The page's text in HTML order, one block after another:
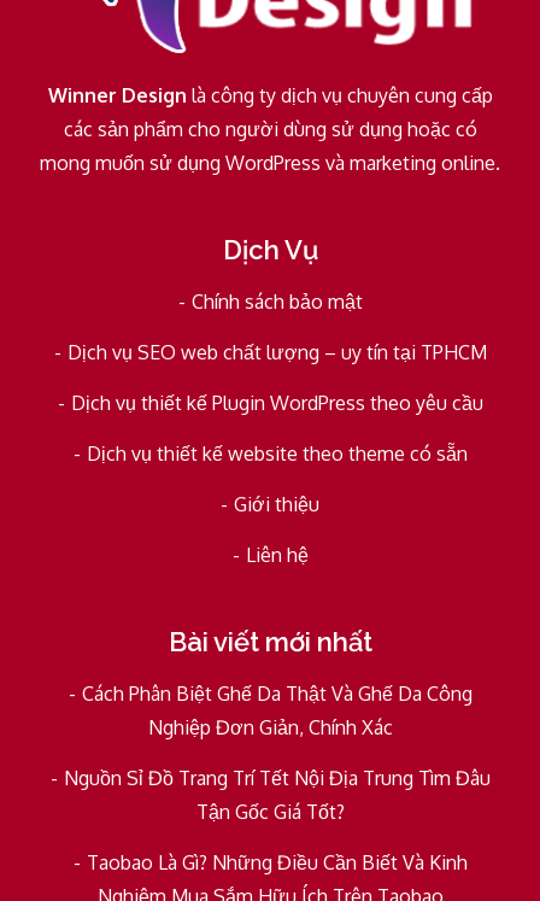
Winner Design là công ty dịch vụ chuyên cung cấp
các sản phẩm cho người dùng sử dụng hoặc có
mong muốn sử dụng WordPress và marketing online.
Dịch Vụ
Chính sách bảo mật
Dịch vụ SEO web chất lượng – uy tín tại TPHCM
Dịch vụ thiết kế Plugin WordPress theo yêu cầu
Dịch vụ thiết kế website theo theme có sẵn
Giới thiệu
Liên hệ
Bài viết mới nhất
Cách Phân Biệt Ghế Da Thật Và Ghế Da Công
Nghiệp Đơn Giản, Chính Xác
Nguồn Sỉ Đồ Trang Trí Tết Nội Địa Trung Tìm Đâu
Tận Gốc Giá Tốt?
Taobao Là Gì? Những Điều Cần Biết Và Kinh